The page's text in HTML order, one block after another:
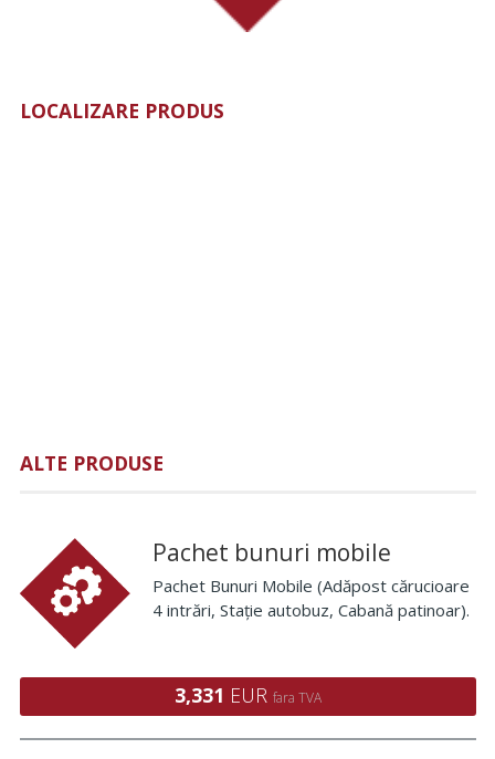
LOCALIZARE PRODUS
ALTE PRODUSE
Pachet bunuri mobile
Pachet Bunuri Mobile (Adăpost cărucioare
4 intrări, Stație autobuz, Cabană patinoar).
3,331 EUR fara TVA